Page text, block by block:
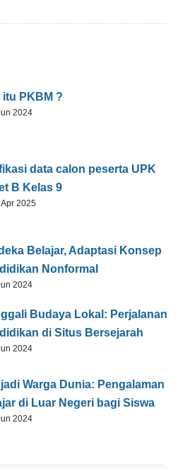
itu PKBM ?
2024
data calon peserta UPK
B Kelas 9
2025
Belajar, Adaptasi Konsep
Nonformal
2024
Budaya Lokal: Perjalanan
di Situs Bersejarah
2024
Warga Dunia: Pengalaman
di Luar Negeri bagi Siswa
2024